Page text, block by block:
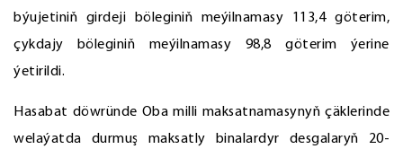
býujetiniň girdeji böleginiň meýilnamasy 113,4 göterim,
çykdajy böleginiň meýilnamasy 98,8 göterim ýerine
ýetirildi.
Hasabat döwründe Oba milli maksatnamasynyň çäklerinde
welaýatda durmuş maksatly binalardyr desgalaryň 20-